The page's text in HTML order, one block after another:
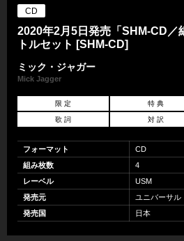
CD
2020年2月5日発売「SHM-CD／
トルセット [SHM-CD]
ミック・ジャガー
Mick Jagger
限 定 特 典
歌 詞 対 訳
フォーマット
CD
組み枚数
4
レーベル
USM
発売元
ユニバーサル
発売国
日本